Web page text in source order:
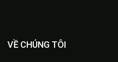
VỀ CHÚNG TÔI